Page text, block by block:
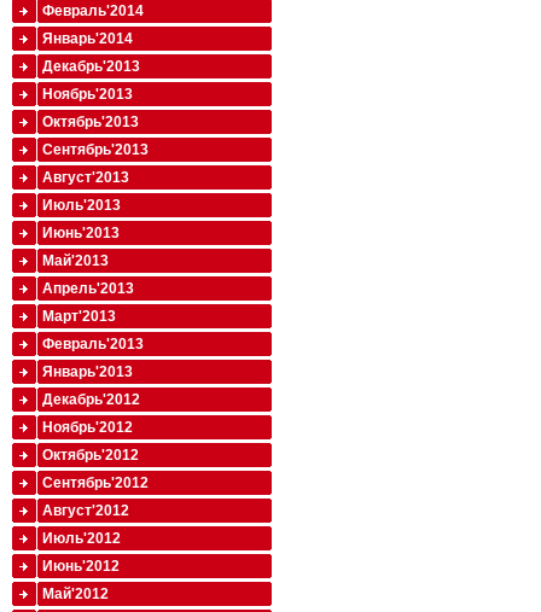
Февраль'2014
Январь'2014
Декабрь'2013
Ноябрь'2013
Октябрь'2013
Сентябрь'2013
Август'2013
Июль'2013
Июнь'2013
Май'2013
Апрель'2013
Март'2013
Февраль'2013
Январь'2013
Декабрь'2012
Ноябрь'2012
Октябрь'2012
Сентябрь'2012
Август'2012
Июль'2012
Июнь'2012
Май'2012